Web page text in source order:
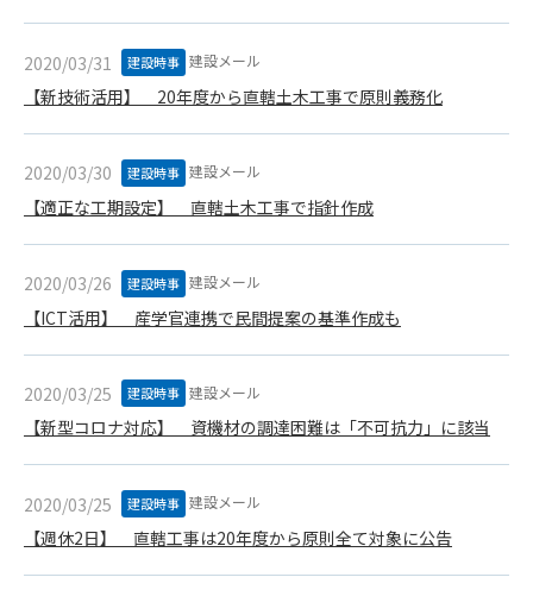
2020/03/31 建設時事 建設メール
【新技術活用】 20年度から直轄土木工事で原則義務化
2020/03/30 建設時事 建設メール
【適正な工期設定】 直轄土木工事で指針作成
2020/03/26 建設時事 建設メール
【ICT活用】 産学官連携で民間提案の基準作成も
2020/03/25 建設時事 建設メール
【新型コロナ対応】 資機材の調達困難は「不可抗力」に該当
2020/03/25 建設時事 建設メール
【週休2日】 直轄工事は20年度から原則全て対象に公告
(4) 有害なコンピュータプログラム等を送信又は書き込む行為
(5) 第三者に不利益を与える行為
(6) 管理者が承認していない営利を目的とした行為
(7) 公序良俗に反する行為
(8) 犯罪的行為に結びつく行為
(9) その他、法律に反する行為
(10) 建設資料館から知り得た情報及びダウンロードした情報
を、営利を目的として第三者に転売し、または転売のため
に第三者に提供すること
第7条（登録内容の削除）
管理者は、会員が登録した内容が以下に該当する、またはその
(1) 登録されている情報が、第6条の定める禁止事項に該当する
と管理者が、判断した場合
(2) 建設資料館の運営および保守管理上、必要と判断した場合
第8条（サービスの変更・中止等）